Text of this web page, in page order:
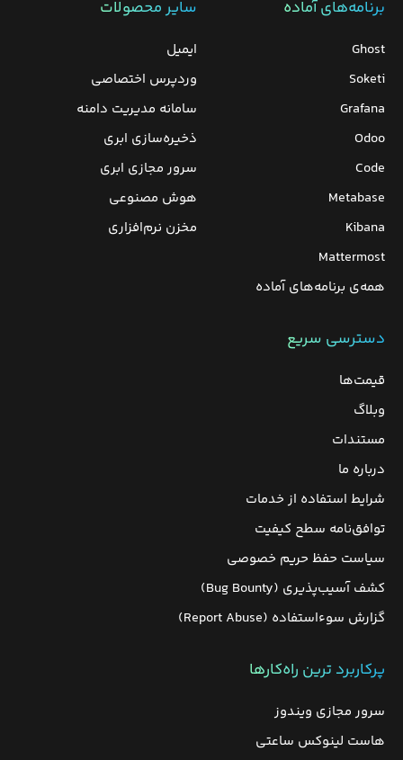
برنامه‌های‌ آماده
Ghost
Soketi
Grafana
Odoo
Code
Metabase
Kibana
Mattermost
همه‌ی برنامه‌های آماده
سایر محصولات
ایمیل
وردپرس‌ اختصاصی
سامانه مدیریت دامنه
ذخیره‌سازی ابری
سرور مجازی ابری
هوش مصنوعی
مخزن نرم‌افزاری
دسترسی سریع
قیمت‌ها
وبلاگ
مستندات
درباره ما
شرایط استفاده از خدمات
توافق‌نامه سطح کیفیت
سیاست حفظ حریم خصوصی
کشف آسیب‌پذیری (Bug Bounty)
گزارش سوءاستفاده (Report Abuse)
پرکاربرد ترین راه‌کارها
سرور مجازی ویندوز
هاست لینوکس ساعتی